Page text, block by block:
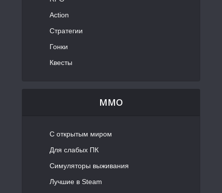
Action
Стратегии
Гонки
Квесты
MMO
С открытым миром
Для слабых ПК
Симуляторы выживания
Лучшие в Steam